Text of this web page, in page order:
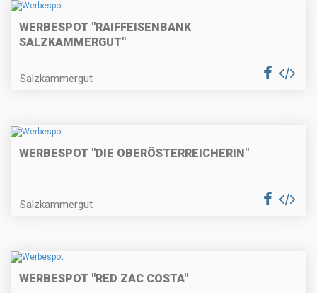
WERBESPOT "RAIFFEISENBANK
SALZKAMMERGUT"
Salzkammergut
WERBESPOT "DIE OBERÖSTERREICHERIN"
Salzkammergut
WERBESPOT "RED ZAC COSTA"